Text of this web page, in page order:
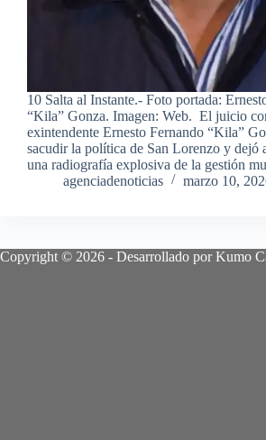
10 Salta al Instante.- Foto portada:
“Kila” Gonza. Imagen: Web. El juicio
exintendente Ernesto Fernando “Kila”
sacudir la política de San Lorenzo y dejó
una radiografía explosiva de la gestión
agenciadenoticias
marzo 10,
Copyright © 2026 - Desarrollado por Kumo